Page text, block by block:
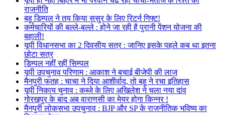
राजनीति
बहू डिम्पल ने तय किया ससुर के लिए रिटर्न गिफ्ट!
कर्मचारियों की बल्ले-बल्ले : होने जा रही है पुरानी पेंशन योजना की
बहाली!
यूपी विधानसभा का 2 दिवसीय सत्र : जानिए इसके पहले कब था इतना
छोटा सत्र
डिम्पल नहीं रहीं सिम्पल
यूपी उपचुनाव परिणाम : आकाश ने बचाई बीजेपी की लाज
मैनपुरी फतह : चाचा ने दिया आशीर्वाद, तो बहू ने रचा इतिहास
यूपी निकाय चुनाव : कब्जे के लिए अखिलेश ने चला नया दांव
गोरखपुर के बाद अब वाराणसी का मेयर होगा किन्नर !
मैनपुरी लोकसभा उपचुनाव : BJP और SP के राजनीतिक भविष्य का